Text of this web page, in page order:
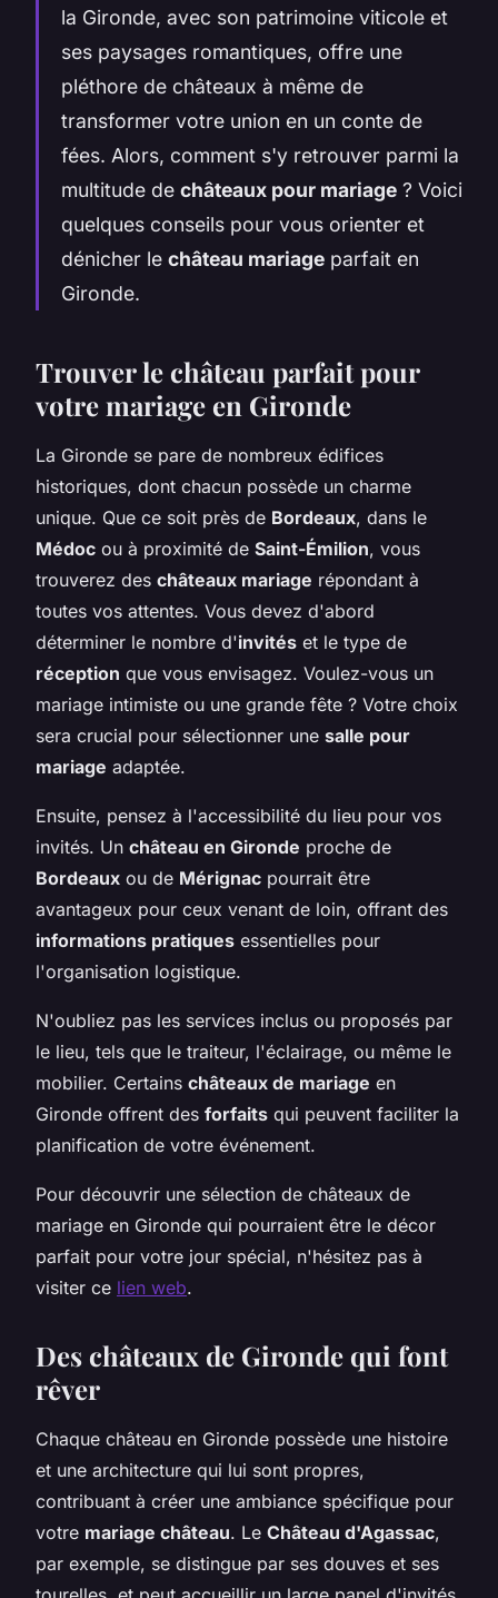
la Gironde, avec son patrimoine viticole et
ses paysages romantiques, offre une
pléthore de châteaux à même de
transformer votre union en un conte de
fées. Alors, comment s'y retrouver parmi la
multitude de châteaux pour mariage ? Voici
quelques conseils pour vous orienter et
dénicher le château mariage parfait en
Gironde.
Trouver le château parfait pour
votre mariage en Gironde
La Gironde se pare de nombreux édifices
historiques, dont chacun possède un charme
unique. Que ce soit près de Bordeaux, dans le
Médoc ou à proximité de Saint-Émilion, vous
trouverez des châteaux mariage répondant à
toutes vos attentes. Vous devez d'abord
déterminer le nombre d'invités et le type de
réception que vous envisagez. Voulez-vous un
mariage intimiste ou une grande fête ? Votre choix
sera crucial pour sélectionner une salle pour
mariage adaptée.
Ensuite, pensez à l'accessibilité du lieu pour vos
invités. Un château en Gironde proche de
Bordeaux ou de Mérignac pourrait être
avantageux pour ceux venant de loin, offrant des
informations pratiques essentielles pour
l'organisation logistique.
N'oubliez pas les services inclus ou proposés par
le lieu, tels que le traiteur, l'éclairage, ou même le
mobilier. Certains châteaux de mariage en
Gironde offrent des forfaits qui peuvent faciliter la
planification de votre événement.
Pour découvrir une sélection de châteaux de
mariage en Gironde qui pourraient être le décor
parfait pour votre jour spécial, n'hésitez pas à
visiter ce lien web.
Des châteaux de Gironde qui font
rêver
Chaque château en Gironde possède une histoire
et une architecture qui lui sont propres,
contribuant à créer une ambiance spécifique pour
votre mariage château. Le Château d'Agassac,
par exemple, se distingue par ses douves et ses